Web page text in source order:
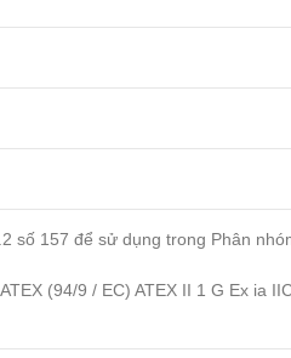
số 157 để sử dụng trong Phân
(94/9 / EC) ATEX II 1 G Ex ia